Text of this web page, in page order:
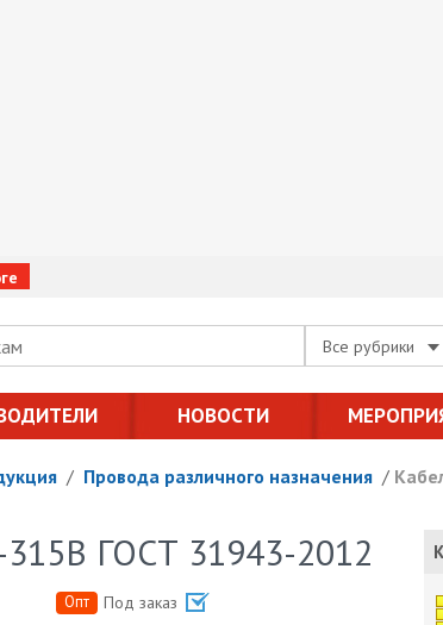
Все рубрики
НОВОСТИ
/ Провода различного назначения /
ГОСТ 31943-2012
Опт
Под заказ